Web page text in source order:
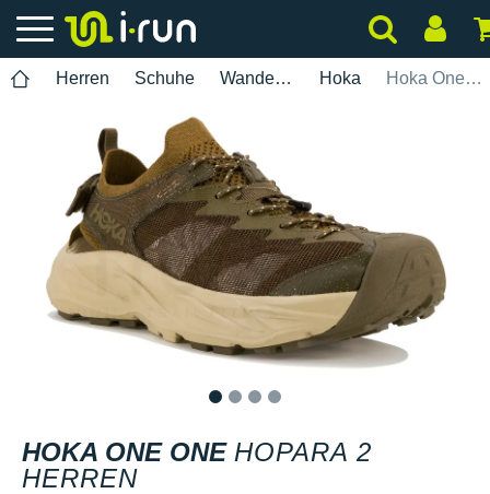
Herren Schuhe Wanderung Hoka Hoka One One Hopara 2 Herren
HOKA ONE ONE HOPARA 2
HERREN